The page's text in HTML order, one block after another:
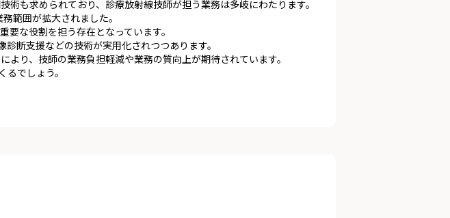
も求められており、診療放射線技師が担う業務は多岐にわたります。
範囲が拡大されました。
な役割を担う存在となっています。
断支援などの技術が実用化されつつあります。
り、技師の業務負担軽減や業務の質向上が期待されています。
でしょう。